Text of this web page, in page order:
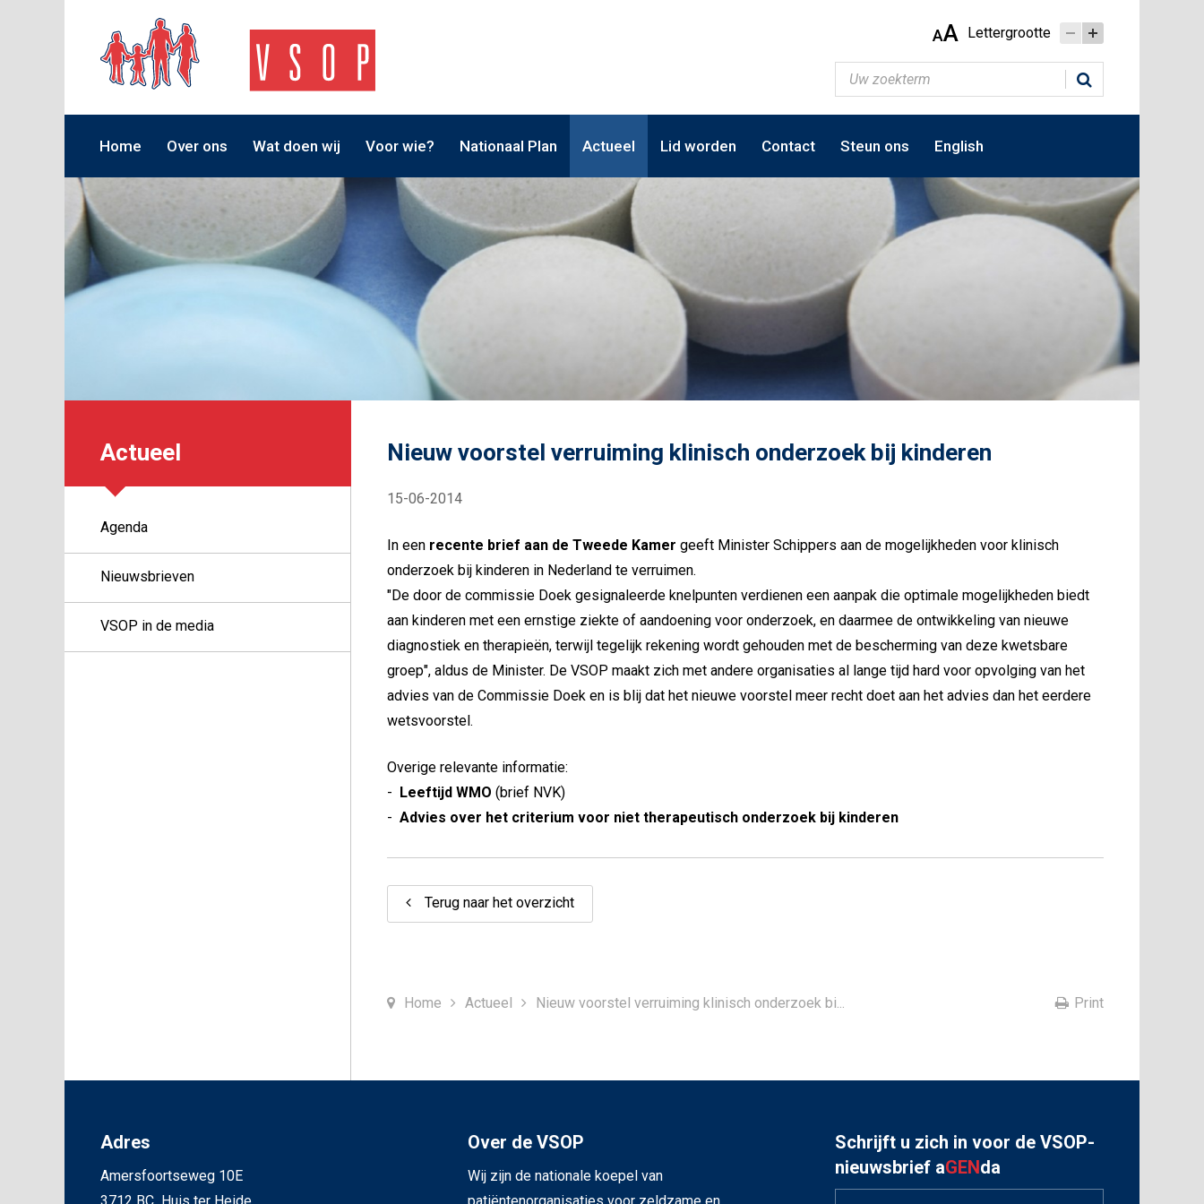
AA Lettergrootte
Home Over ons Wat doen wij Voor wie? Nationaal Plan Actueel Lid worden Contact Steun ons English
Actueel
Agenda
Nieuwsbrieven
VSOP in de media
Nieuw voorstel verruiming klinisch onderzoek bij kinderen
15-06-2014
In een recente brief aan de Tweede Kamer geeft Minister Schippers aan de mogelijkheden voor klinisch
onderzoek bij kinderen in Nederland te verruimen.
"De door de commissie Doek gesignaleerde knelpunten verdienen een aanpak die optimale mogelijkheden biedt
aan kinderen met een ernstige ziekte of aandoening voor onderzoek, en daarmee de ontwikkeling van nieuwe
diagnostiek en therapieën, terwijl tegelijk rekening wordt gehouden met de bescherming van deze kwetsbare
groep", aldus de Minister. De VSOP maakt zich met andere organisaties al lange tijd hard voor opvolging van het
advies van de Commissie Doek en is blij dat het nieuwe voorstel meer recht doet aan het advies dan het eerdere
wetsvoorstel.
Overige relevante informatie:
- Leeftijd WMO (brief NVK)
- Advies over het criterium voor niet therapeutisch onderzoek bij kinderen
Terug naar het overzicht
Home Actueel Nieuw voorstel verruiming klinisch onderzoek bi... Print
Adres
Amersfoortseweg 10E
3712 BC Huis ter Heide
Over de VSOP
Wij zijn de nationale koepel van
patiëntenorganisaties voor zeldzame en
Schrijft u zich in voor de VSOP-
nieuwsbrief aGENda